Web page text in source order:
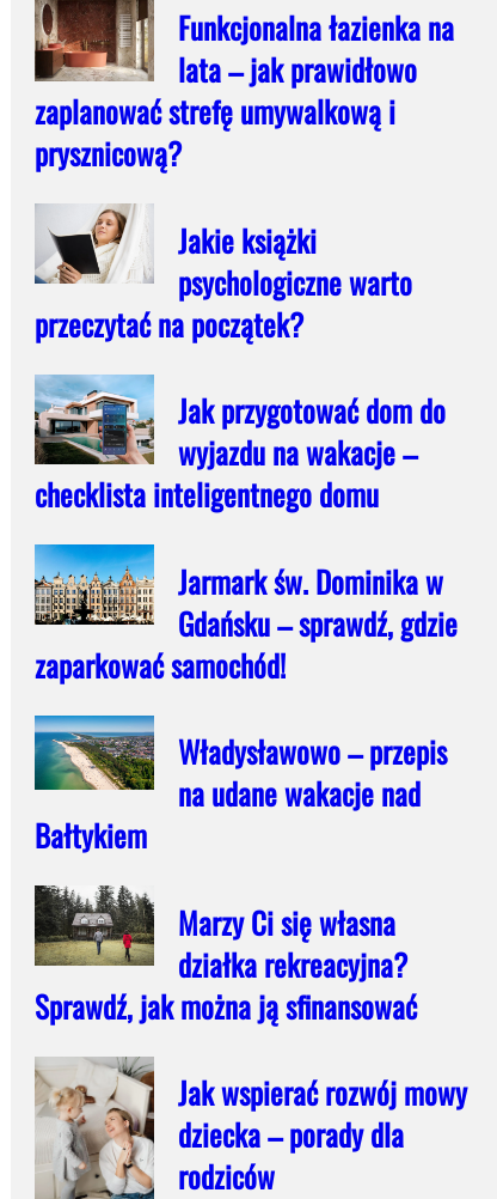
Funkcjonalna łazienka na
lata – jak prawidłowo
zaplanować strefę umywalkową i
prysznicową?
Jakie książki
psychologiczne warto
przeczytać na początek?
Jak przygotować dom do
wyjazdu na wakacje –
checklista inteligentnego domu
Jarmark św. Dominika w
Gdańsku – sprawdź, gdzie
zaparkować samochód!
Władysławowo – przepis
na udane wakacje nad
Bałtykiem
Marzy Ci się własna
działka rekreacyjna?
Sprawdź, jak można ją sfinansować
Jak wspierać rozwój mowy
dziecka – porady dla
rodziców